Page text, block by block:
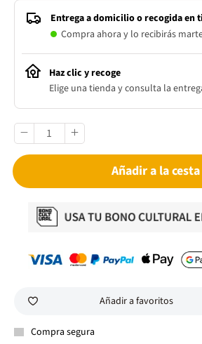
Entrega a domicilio o recogida en
Compra ahora y lo recibirás
Haz clic y recoge
Elige una tienda y consulta la
Añadir a la cesta
Añadir a favoritos
Compra segura